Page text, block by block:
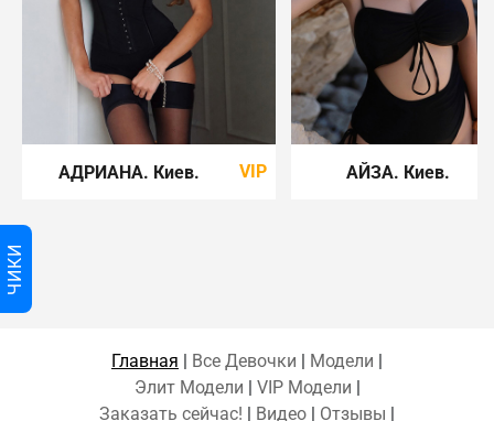
ЧИКИ
АДРИАНА. Киев. VIP АЙЗА. Киев.
Главная | Все Девочки | Модели |
Элит Модели | VIP Модели |
Заказать сейчас! | Видео | Отзывы |